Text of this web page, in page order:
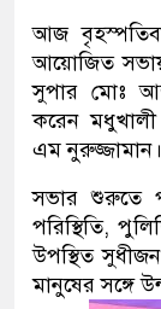
আজ
আয়োজিত
সুপার মোঃ
করেন
এম নুরুজ্জামান।
সভার শুরুতে
পরিস্থিতি,
উপস্থিত
মানুষের সঙ্গে